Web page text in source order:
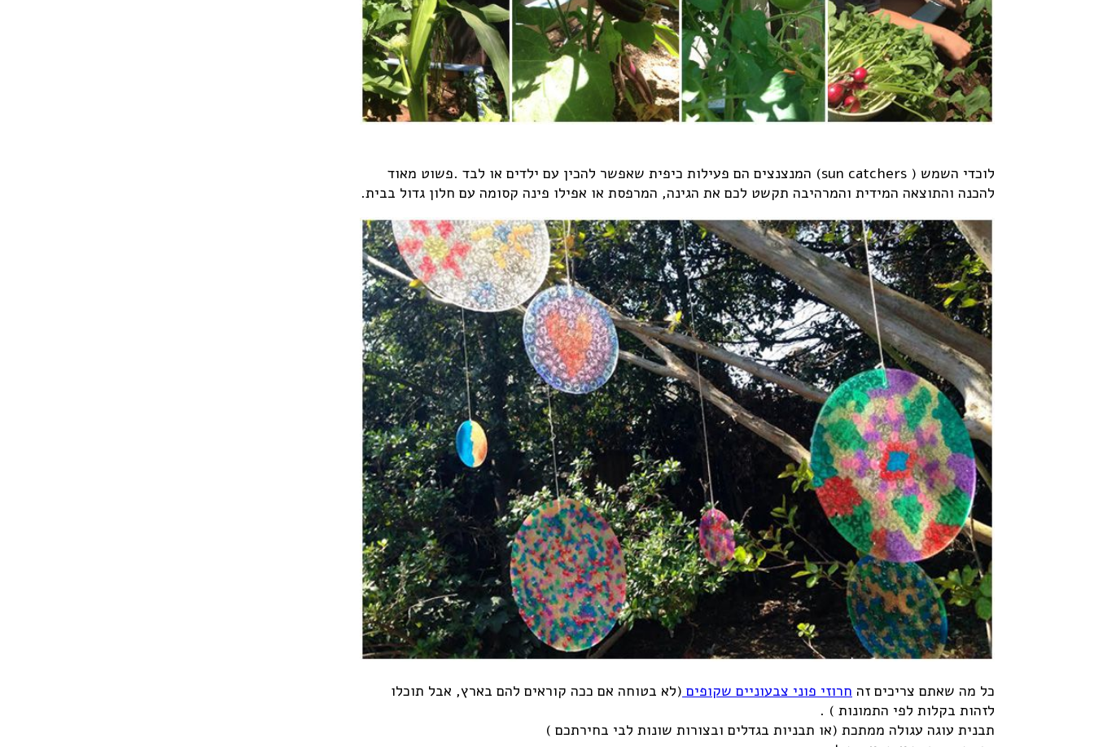
לוכדי השמש ( sun catchers) המנצנצים הם פעילות כיפית שאפשר להכין עם ילדים או לבד .פשוט מאוד
להכנה והתוצאה המידית והמרהיבה תקשט לכם את הגינה, המרפסת או אפילו פינה קסומה עם חלון גדול בבית.
כל מה שאתם צריכים זה חרוזי פוני צבעוניים שקופים (לא בטוחה אם ככה קוראים להם בארץ, אבל תוכלו
לזהות בקלות לפי התמונות ) .
תבנית עוגה עגולה ממתכת (או תבניות בגדלים ובצורות שונות לבי בחירתכם )